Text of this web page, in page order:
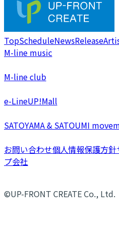
TopScheduleNewsRelease
M-line music
M-line club
e-LineUP!Mall
SATOYAMA & SATOUMI
お問い合わせ個人情報保護方針
プ会社
©UP-FRONT CREATE Co., Ltd.